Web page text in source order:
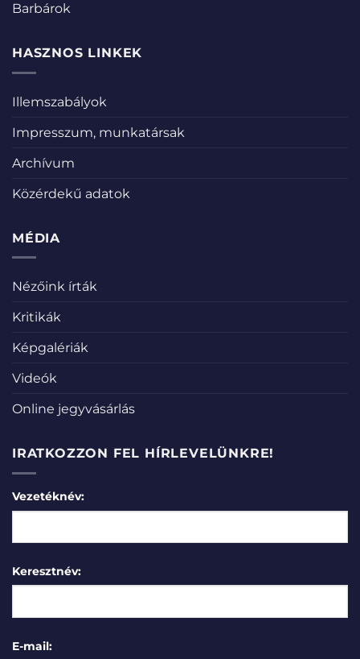
Barbárok
HASZNOS LINKEK
Illemszabályok
Impresszum, munkatársak
Archívum
Közérdekű adatok
MÉDIA
Nézőink írták
Kritikák
Képgalériák
Videók
Online jegyvásárlás
IRATKOZZON FEL HÍRLEVELÜNKRE!
Vezetéknév:
Keresztnév:
E-mail: